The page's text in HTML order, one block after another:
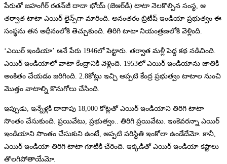
పేరుతో జహంగీర్ రతన్‌జీ దాదా భోయ్ (జెఆర్‌డీ) టాటా నెలకొల్పిన సంస్థ, ఆ
తర్వాత టాటా ఎయిర్ లైన్స్‌గా మారింది. అనంతరం బ్రిటీష్ ఇండియా ప్రభుత్వం ఈ
సంస్థను తన అధీనంలోకి తెచ్చుకుంది. తిరిగి టాటా నియంత్రణలోకి వెళ్లింది.
‘ఎయిర్ ఇండియా’ అనే పేరు 1946లో పెట్టారు. తర్వాత మళ్లీ పెద్ద కథ నడిచింది.
ఎయిర్ ఇండియాలో వాటా కేంద్రానికి వెళ్లింది. 1953లో ఎయిర్ ఇండియాను జాతికి
అంకితం చేయడం జరిగింది. 2.8కోట్లు ఇచ్చి అప్పటి కేంద్ర ప్రభుత్వం టాటాల నుంచి
మొత్తం వాటాల్ని కొనుగోలు చేసింది.
ఇప్పుడు, ఇన్నేళ్లకి దాదాపు 18,000 కోట్లతో ఎయిర్ ఇండియాని తిరిగి టాటా
సొంతం చేసుకుంది. ప్రయివేటు, ప్రభుత్వం.. తిరిగి ప్రయివేటు. ఇంకెవరన్నా ఎయిర్
ఇండియాని సొంతం చేసుకుని ఉంటే, అప్పటి పరిస్థితి ఇంకోలా ఉండేదేమో. కానీ,
ఎయిర్ ఇండియా తిరిగి టాటా గూటికి చేరింది. ఇక్కడితో ఎయిర్ ఇండియా కష్టాలు
తొలగిపోతాయేమో.